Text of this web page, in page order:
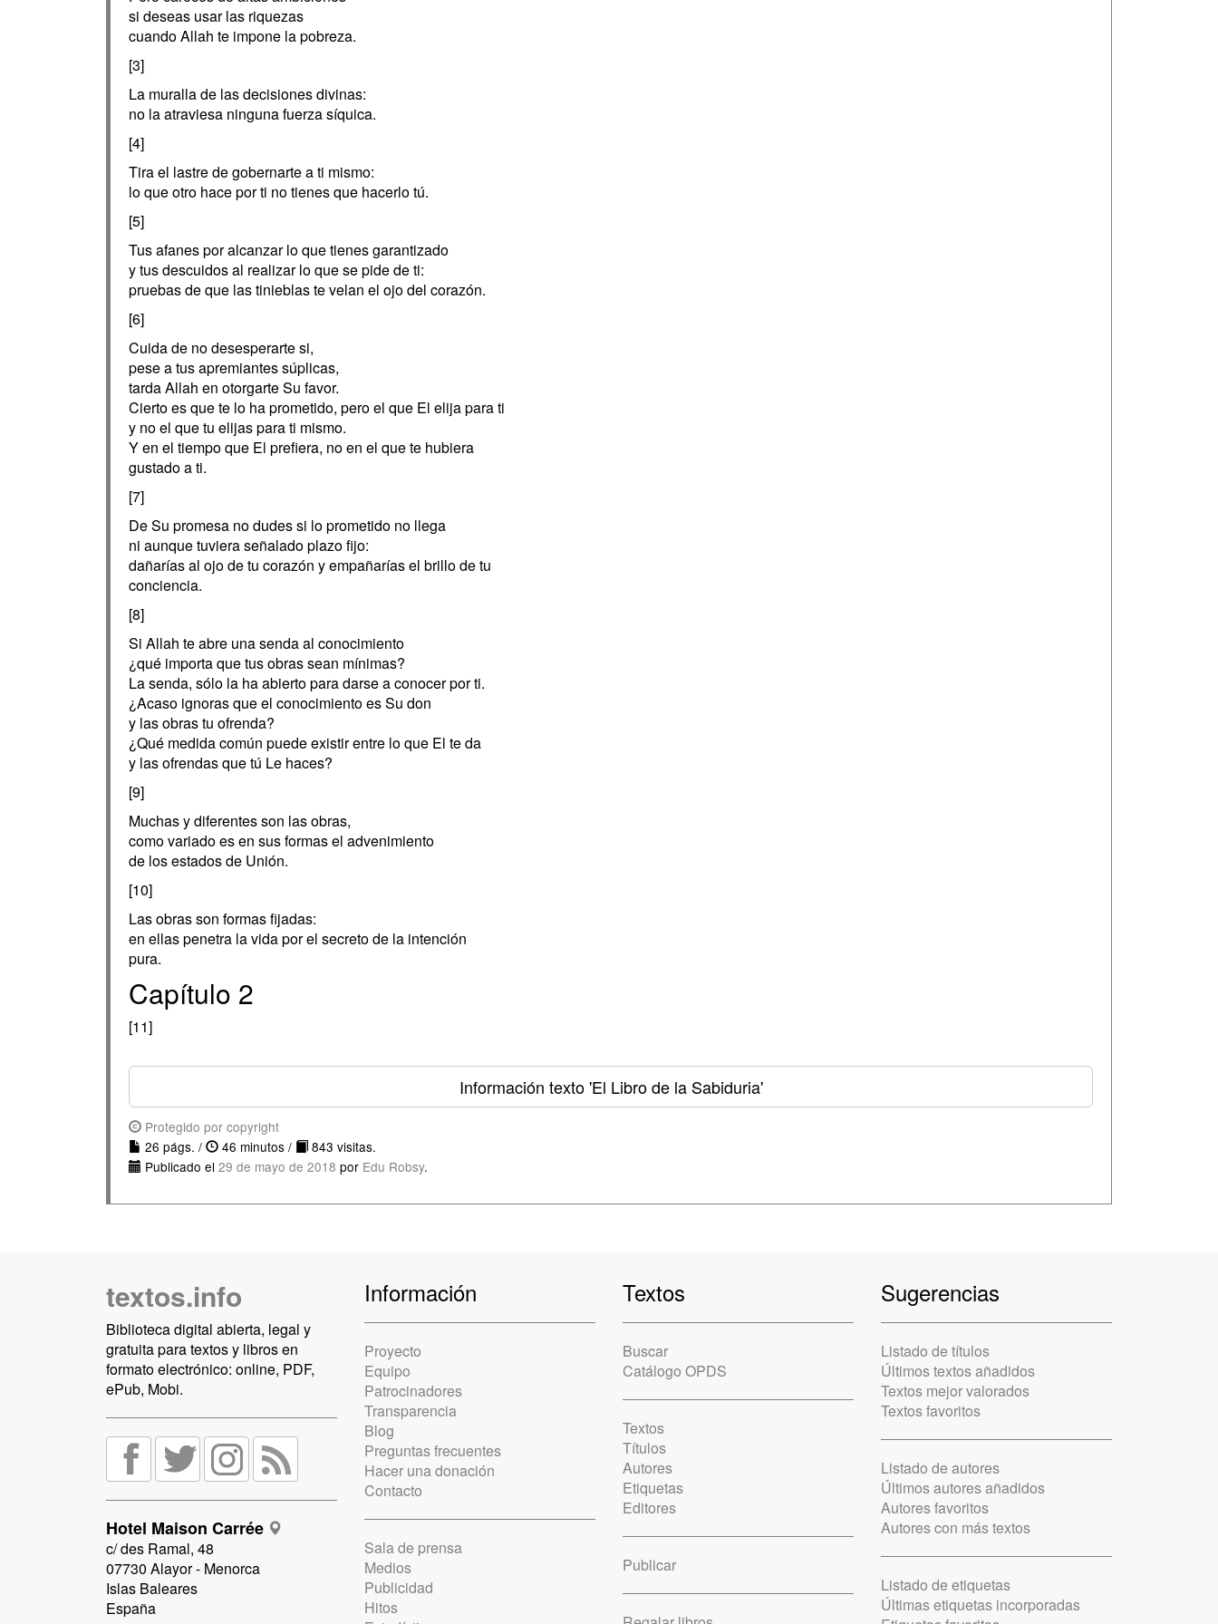
si deseas usar las riquezas
cuando Allah te impone la pobreza.
[3]
La muralla de las decisiones divinas:
no la atraviesa ninguna fuerza síquica.
[4]
Tira el lastre de gobernarte a ti mismo:
lo que otro hace por ti no tienes que hacerlo tú.
[5]
Tus afanes por alcanzar lo que tienes garantizado
y tus descuidos al realizar lo que se pide de ti:
pruebas de que las tinieblas te velan el ojo del corazón.
[6]
Cuida de no desesperarte si,
pese a tus apremiantes súplicas,
tarda Allah en otorgarte Su favor.
Cierto es que te lo ha prometido, pero el que El elija para ti
y no el que tu elijas para ti mismo.
Y en el tiempo que El prefiera, no en el que te hubiera
gustado a ti.
[7]
De Su promesa no dudes si lo prometido no llega
ni aunque tuviera señalado plazo fijo:
dañarías al ojo de tu corazón y empañarías el brillo de tu
conciencia.
[8]
Si Allah te abre una senda al conocimiento
¿qué importa que tus obras sean mínimas?
La senda, sólo la ha abierto para darse a conocer por ti.
¿Acaso ignoras que el conocimiento es Su don
y las obras tu ofrenda?
¿Qué medida común puede existir entre lo que El te da
y las ofrendas que tú Le haces?
[9]
Muchas y diferentes son las obras,
como variado es en sus formas el advenimiento
de los estados de Unión.
[10]
Las obras son formas fijadas:
en ellas penetra la vida por el secreto de la intención
pura.
Capítulo 2
[11]
Información texto'El Libro de la Sabiduria'
Protegido por copyright
26 págs. /
46 minutos /
843 visitas.
Publicado el 29 de mayo de 2018 por Edu Robsy.
textos.info
Biblioteca digital abierta, legal y
gratuita para textos y libros en
formato electrónico: online, PDF,
ePub, Mobi.
Hotel Maison Carrée
c/ des Ramal, 48
07730 Alayor - Menorca
Islas Baleares
España
Información
Proyecto
Equipo
Patrocinadores
Transparencia
Blog
Preguntas frecuentes
Hacer una donación
Contacto
Sala de prensa
Medios
Publicidad
Hitos
Textos
Buscar
Catálogo OPDS
Textos
Títulos
Autores
Etiquetas
Editores
Publicar
Sugerencias
Listado de títulos
Últimos textos añadidos
Textos mejor valorados
Textos favoritos
Listado de autores
Últimos autores añadidos
Autores favoritos
Autores con más textos
Listado de etiquetas
Últimas etiquetas incorporadas